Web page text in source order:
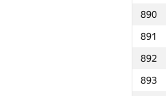
890
891
892
893
867
868
869
870